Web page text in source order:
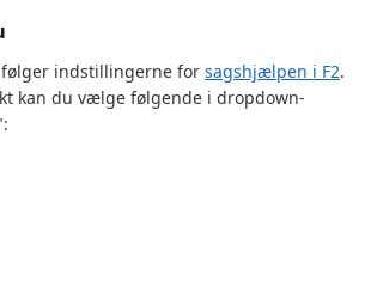
indstillingerne for sagshjælpen i F2.
kan du vælge følgende i dropdown-